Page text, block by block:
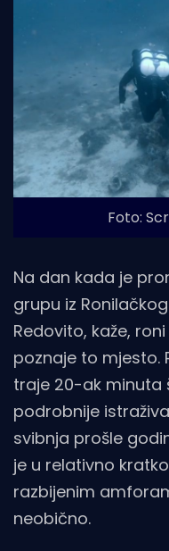
Foto:
Na dan kada je
grupu iz
Redovito, kaže,
poznaje to mjesto.
traje 20-ak minuta
podrobnije
svibnja prošle
je u relativno
razbijenim
neobično.